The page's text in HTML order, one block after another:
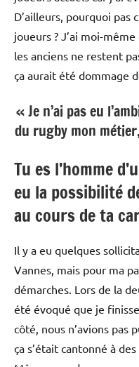
D’ailleurs, pourquoi pas
joueurs ? J’ai moi-
les anciens ne restent
ça aurait été dommage
« Je n’ai pas eu
du rugby mon
Tu es l’homme
eu la possibilité
au cours de ta
Il y a eu quelques
Vannes, mais pour ma
démarches. Lors de la
été évoqué que je
côté, nous n’avions pas
ça s’était cantonné à